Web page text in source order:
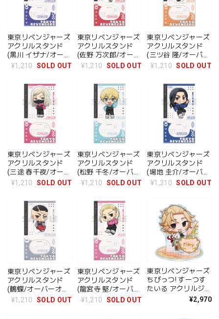
東京リベンジャーズ
アクリルスタンド
(黒川 イザナ/オーバ
ーオール)
¥1,210 SOLD OUT
東京リベンジャーズ
アクリルスタンド
(佐野 万次郎/オーバ
ーオール)
¥1,210 SOLD OUT
東京リベンジャーズ
アクリルスタンド
(三ツ谷 隆/オーバー
オール)
¥1,210 SOLD OUT
東京リベンジャーズ
アクリルスタンド
(三途 春千夜/オーバ
ーオール)
¥1,210 SOLD OUT
東京リベンジャーズ
アクリルスタンド
(松野 千冬/オーバー
オール)
¥1,210 SOLD OUT
東京リベンジャーズ
アクリルスタンド
(場地 圭介/オーバー
オール)
¥1,210 SOLD OUT
東京リベンジャーズ
アクリルスタンド
(鶴蝶/オーバーオー
ル)
¥1,210 SOLD OUT
東京リベンジャーズ
アクリルスタンド
(龍宮寺 堅/オーバー
オール)
¥1,210 SOLD OUT
東京リベンジャーズ
ちびっつ! すーつす
たいる アクリルジオ
ラマ 佐野万次郎¥2,970